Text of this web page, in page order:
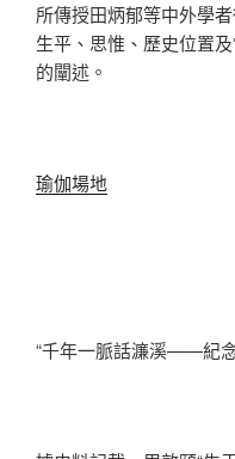
所傳授田炳郁等中外學
生平、思惟、歷史位置
的闡述。
瑜伽場地
“千年一脈話濂溪——紀